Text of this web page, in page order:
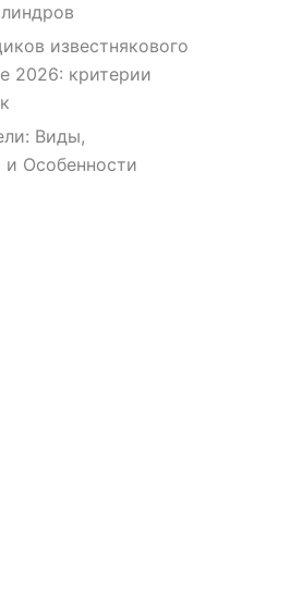
известнякового
2026: критерии
Виды,
Особенности